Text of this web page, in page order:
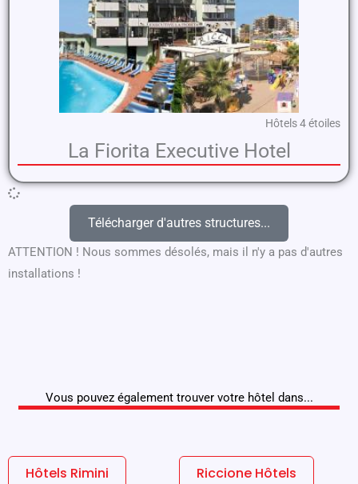
Hôtels 4 étoiles
La Fiorita Executive Hotel
Télécharger d'autres structures...
ATTENTION ! Nous sommes désolés, mais il n'y a pas d'autres
installations !
Vous pouvez également trouver votre hôtel dans...
Hôtels Rimini Riccione Hôtels